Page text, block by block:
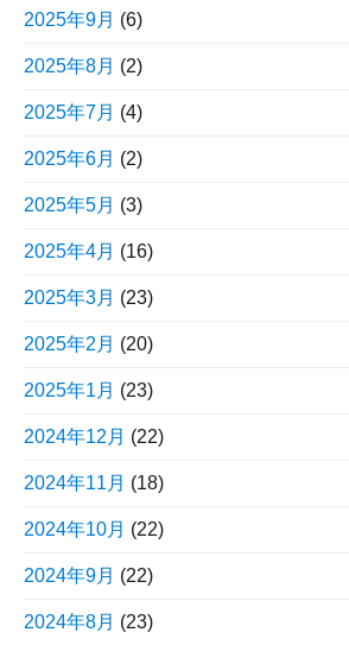
2025年9月 (6)
2025年8月 (2)
2025年7月 (4)
2025年6月 (2)
2025年5月 (3)
2025年4月 (16)
2025年3月 (23)
2025年2月 (20)
2025年1月 (23)
2024年12月 (22)
2024年11月 (18)
2024年10月 (22)
2024年9月 (22)
2024年8月 (23)